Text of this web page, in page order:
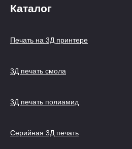
Каталог
Печать на 3Д принтере
3Д печать смола
3Д печать полиамид
Серийная 3Д печать